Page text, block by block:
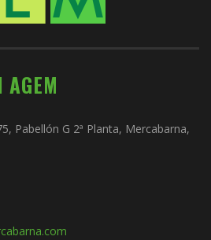
AGEM
Pabellón G 2ª Planta, Mercabarna,